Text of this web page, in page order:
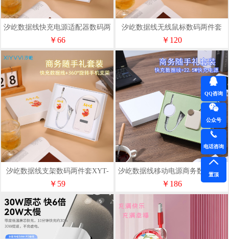
汐屹数据线快充电源适配器数码两
件套XYT-002（随心定制）
￥66
汐屹数据线无线鼠标数码两件套
XYT-008（随心定制）
￥120
汐屹数据线支架数码两件套XYT-
003（随心定制）
￥59
汐屹数据线移动电源商务数码两件
套XYT-018（随心定制）
￥186
QQ咨询
公众号
电话咨询
置顶